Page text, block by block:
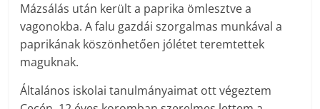
Mázsálás után került a paprika ömlesztve a
vagonokba. A falu gazdái szorgalmas munkával a
paprikának köszönhetően jólétet teremtettek
maguknak.
Általános iskolai tanulmányaimat ott végeztem